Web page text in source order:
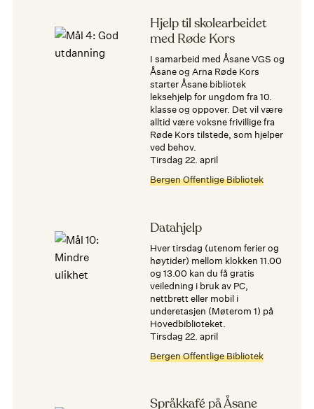
Hjelp til skolearbeidet
med Røde Kors
I samarbeid med Åsane VGS og
Åsane og Arna Røde Kors
starter Åsane bibliotek
leksehjelp for ungdom fra 10.
klasse og oppover. Det vil være
alltid være voksne frivillige fra
Røde Kors tilstede, som hjelper
ved behov.
tirsdag 22. april
Bergen Offentlige Bibliotek
Datahjelp
Hver tirsdag (utenom ferier og
høytider) mellom klokken 11.00
og 13.00 kan du få gratis
veiledning i bruk av PC,
nettbrett eller mobil i
underetasjen (Møterom 1) på
Hovedbiblioteket.
tirsdag 22. april
Bergen Offentlige Bibliotek
Språkkafé på Åsane